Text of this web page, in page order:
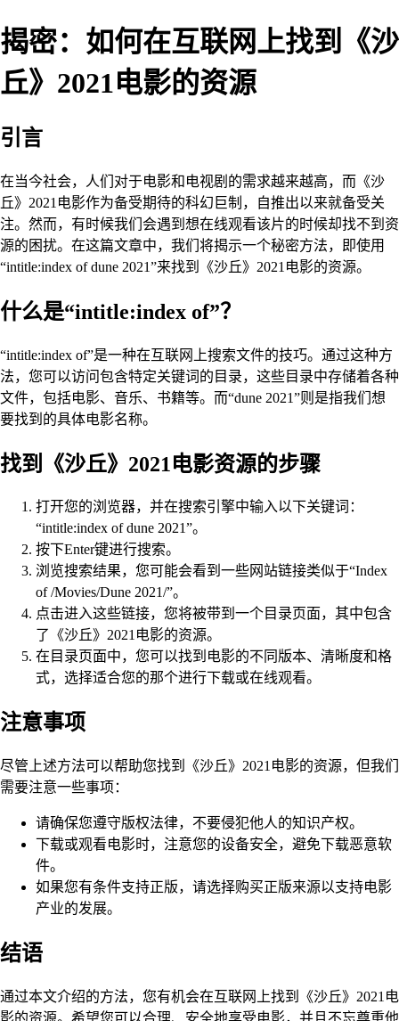
揭密：如何在互联网上找到《沙
丘》2021电影的资源
引言
在当今社会，人们对于电影和电视剧的需求越来越高，而《沙
丘》2021电影作为备受期待的科幻巨制，自推出以来就备受关
注。然而，有时候我们会遇到想在线观看该片的时候却找不到资
源的困扰。在这篇文章中，我们将揭示一个秘密方法，即使用
“intitle:index of dune 2021”来找到《沙丘》2021电影的资源。
什么是“intitle:index of”？
“intitle:index of”是一种在互联网上搜索文件的技巧。通过这种方
法，您可以访问包含特定关键词的目录，这些目录中存储着各种
文件，包括电影、音乐、书籍等。而“dune 2021”则是指我们想
要找到的具体电影名称。
找到《沙丘》2021电影资源的步骤
打开您的浏览器，并在搜索引擎中输入以下关键词：
“intitle:index of dune 2021”。
按下Enter键进行搜索。
浏览搜索结果，您可能会看到一些网站链接类似于“Index
of /Movies/Dune 2021/”。
点击进入这些链接，您将被带到一个目录页面，其中包含
了《沙丘》2021电影的资源。
在目录页面中，您可以找到电影的不同版本、清晰度和格
式，选择适合您的那个进行下载或在线观看。
注意事项
尽管上述方法可以帮助您找到《沙丘》2021电影的资源，但我们
需要注意一些事项：
请确保您遵守版权法律，不要侵犯他人的知识产权。
下载或观看电影时，注意您的设备安全，避免下载恶意软
件。
如果您有条件支持正版，请选择购买正版来源以支持电影
产业的发展。
结语
通过本文介绍的方法，您有机会在互联网上找到《沙丘》2021电
影的资源。希望您可以合理、安全地享受电影，并且不忘尊重他